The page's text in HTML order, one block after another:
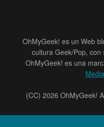
OhMyGeek! es un Web
cultura Geek/Pop, con
OhMyGeek! es una
(CC) 2026 OhMyGeek!